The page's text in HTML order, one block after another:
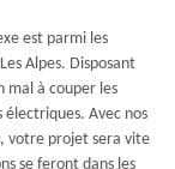
est parmi les
Alpes. Disposant
mal à couper les
Avec nos
votre projet sera vite
se feront dans les